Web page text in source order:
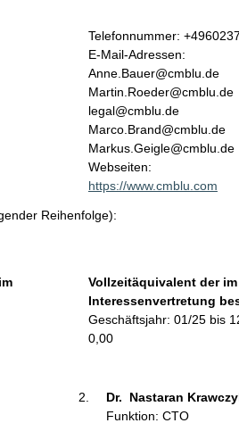
K
o
n
t
a
k
t
i
n
o
a
t
i
o
Telefonnummer:
E-Mail-Adressen:
Anne.Bauer@cmblu.de
Martin.Roeder@cmblu.de
legal@cmblu.de
Marco.Brand@cmblu.de
Markus.Geigle@cmblu.de
Webseiten:
https://www.cmblu.com
Reihenfolge):
Vollzeitäquivalent der
Interessenvertretung
Geschäftsjahr: 01/25 bis
0,00
Dr.  Nastaran
Funktion: CTO